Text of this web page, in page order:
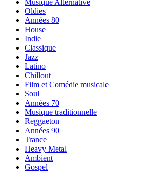
Musique Alternative
Oldies
Années 80
House
Indie
Classique
Jazz
Latino
Chillout
Film et Comédie musicale
Soul
Années 70
Musique traditionnelle
Reggaeton
Années 90
Trance
Heavy Metal
Ambient
Gospel